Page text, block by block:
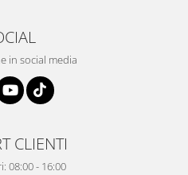
in social media
CLIENTI
08:00 - 16:00